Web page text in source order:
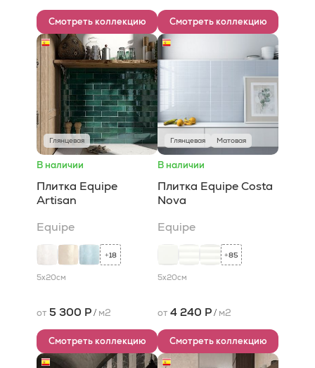
Смотреть коллекцию Смотреть коллекцию
Глянцевая
В наличии
Плитка Equipe
Artisan
Equipe
+18
5x20см
от 5 300 Р/ м2
Смотреть коллекцию
Глянцевая Матовая
В наличии
Плитка Equipe Costa
Nova
Equipe
+85
5x20см
от 4 240 Р/ м2
Смотреть коллекцию